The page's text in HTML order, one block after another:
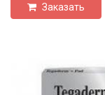
Заказать